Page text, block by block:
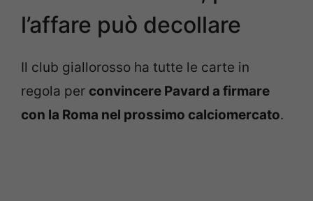
l’affare può decollare
Il club giallorosso ha tutte le carte in
regola per convincere Pavard a firmare
con la Roma nel prossimo calciomercato.